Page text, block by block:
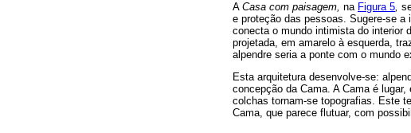
A Casa com paisagem, na Figura 5,
e proteção das pessoas. Sugere-se
conecta o mundo intimista do interior
projetada, em amarelo à esquerda,
alpendre seria a ponte com o mundo
Esta arquitetura desenvolve-se:
concepção da Cama. A Cama é
colchas tornam-se topografias. Este
Cama, que parece flutuar, com